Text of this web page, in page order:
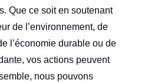
Que ce soit en soutenant
de l’environnement, de
l’économie durable ou de
vos actions peuvent
nous pouvons